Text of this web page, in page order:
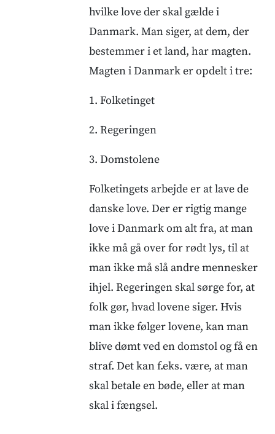
hvilke love der skal gælde i
Danmark. Man siger, at dem, der
bestemmer i et land, har magten.
Magten i Danmark er opdelt i tre:
1. Folketinget
2. Regeringen
3. Domstolene
Folketingets arbejde er at lave de
danske love. Der er rigtig mange
love i Danmark om alt fra, at man
ikke må gå over for rødt lys, til at
man ikke må slå andre mennesker
ihjel. Regeringen skal sørge for, at
folk gør, hvad lovene siger. Hvis
man ikke følger lovene, kan man
blive dømt ved en domstol og få en
straf. Det kan f.eks. være, at man
skal betale en bøde, eller at man
skal i fængsel.